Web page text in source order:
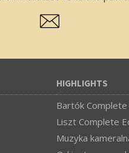
HIGHLIGHTS
Bartók Complete
Liszt Complete
Muzyka